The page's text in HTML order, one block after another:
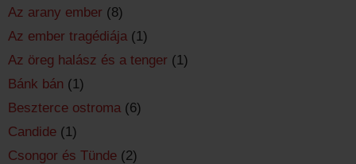
Az arany ember (8)
Az ember tragédiája (1)
Az öreg halász és a tenger (1)
Bánk bán (1)
Beszterce ostroma (6)
Candide (1)
Csongor és Tünde (2)